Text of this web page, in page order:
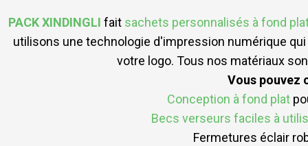
PACK XINDINGLI fait sachets personnalisés à fond
utilisons une technologie d'impression numérique
votre logo. Tous nos matériaux
Vous pouvez
Conception à fond plat
Becs verseurs faciles à
Fermetures éclair